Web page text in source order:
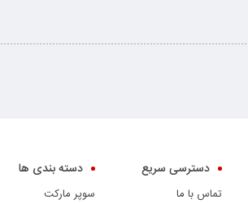
دسترسی سریع
تماس با ما
دسته بندی ها
سوپر مارکت